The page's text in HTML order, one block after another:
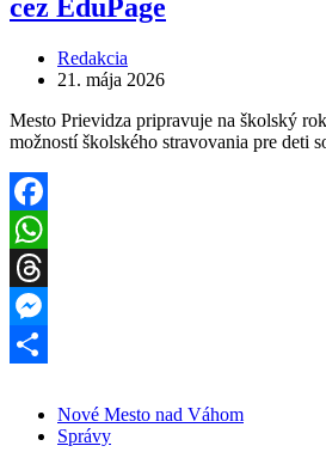
cez EduPage
Redakcia
21. mája 2026
Mesto Prievidza pripravuje na školský
možností školského stravovania pre deti
Facebook
WhatsApp
Threads
Messenger
Nové Mesto nad Váhom
Správy